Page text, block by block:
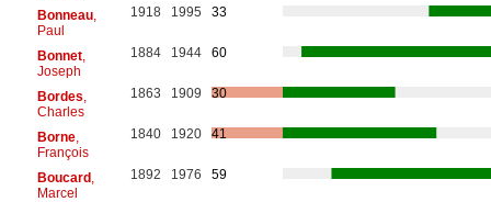
Bonneau,
Paul
1918 1995 33
Bonnet,
Joseph
1884 1944 60
Bordes
Charles
1863 1909 30
Borne,
François
1840 1920 41
Boucard,
Marcel
1892 1976 59